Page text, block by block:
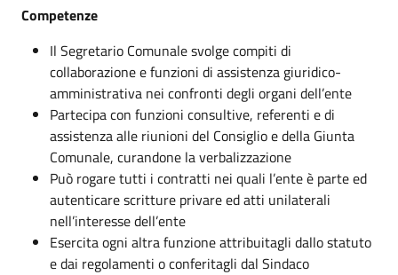
Competenze
Il Segretario Comunale svolge compiti di
collaborazione e funzioni di assistenza giuridico-
amministrativa nei confronti degli organi dell’ente
Partecipa con funzioni consultive, referenti e di
assistenza alle riunioni del Consiglio e della Giunta
Comunale, curandone la verbalizzazione
Può rogare tutti i contratti nei quali l’ente è parte ed
autenticare scritture privare ed atti unilaterali
nell’interesse dell’ente
Esercita ogni altra funzione attribuitagli dallo statuto
e dai regolamenti o conferitagli dal Sindaco